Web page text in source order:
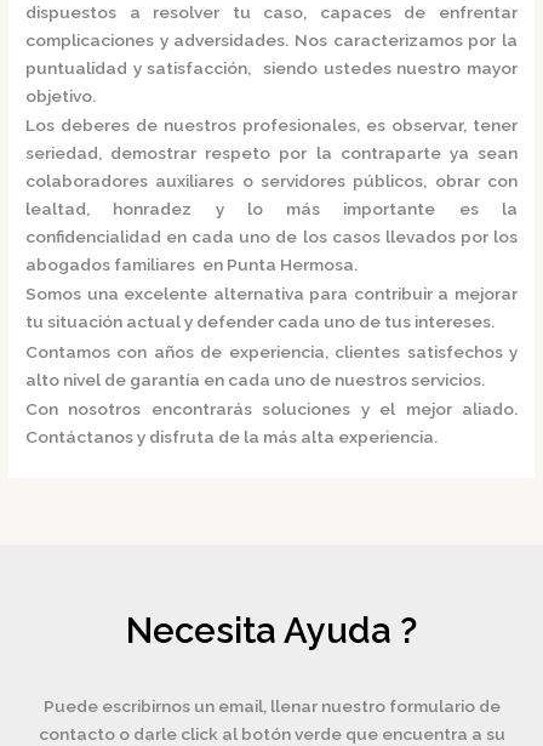
dispuestos a resolver tu caso, capaces de enfrentar
complicaciones y adversidades. Nos caracterizamos por la
puntualidad y satisfacción, siendo ustedes nuestro mayor
objetivo.
Los deberes de nuestros profesionales, es observar, tener
seriedad, demostrar respeto por la contraparte ya sean
colaboradores auxiliares o servidores públicos, obrar con
lealtad, honradez y lo más importante es la
confidencialidad en cada uno de los casos llevados por los
abogados familiares en Punta Hermosa.
Somos una excelente alternativa para contribuir a mejorar
tu situación actual y defender cada uno de tus intereses.
Contamos con años de experiencia, clientes satisfechos y
alto nivel de garantía en cada uno de nuestros servicios.
Con nosotros encontrarás soluciones y el mejor aliado.
Contáctanos y disfruta de la más alta experiencia.
Necesita Ayuda ?
Puede escribirnos un email, llenar nuestro formulario de
contacto o darle click al botón verde que encuentra a su